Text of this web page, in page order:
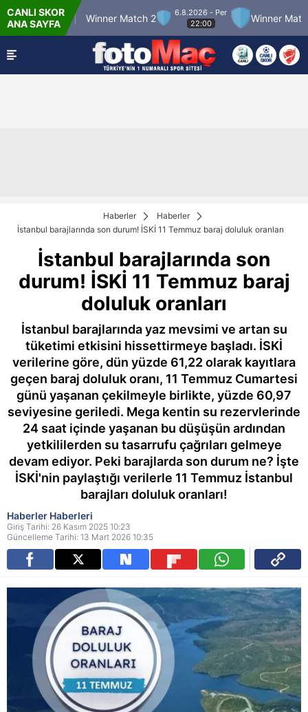
CANLI SKOR
ANA SAYFA
Match 12 Winner Match 2
6.8.2026 - Per
22:00
Winner Match 3
Haberler
Haberler
İstanbul barajlarında son durum! İSKİ 11 Temmuz baraj doluluk oranları
İstanbul barajlarında son
durum! İSKİ 11 Temmuz baraj
doluluk oranları
İstanbul barajlarında yaz mevsimi ve artan su
tüketimi etkisini hissettirmeye başladı. İSKİ
verilerine göre, dün yüzde 61,22 olarak kayıtlara
geçen baraj doluluk oranı, 11 Temmuz Cumartesi
günü yaşanan çekilmeyle birlikte, yüzde 60,97
seviyesine geriledi. Mega kentin su rezervlerinde
24 saat içinde yaşanan bu düşüşün ardından
yetkililerden su tasarrufu çağrıları gelmeye
devam ediyor. Peki barajlarda son durum ne? İşte
İSKİ'nin paylaştığı verilerle 11 Temmuz İstanbul
barajları doluluk oranları!
Haberler Haberleri
Giriş Tarihi: 26 Kasım 2025 10:23
Güncelleme Tarihi: 13 Mart 2026 10:35